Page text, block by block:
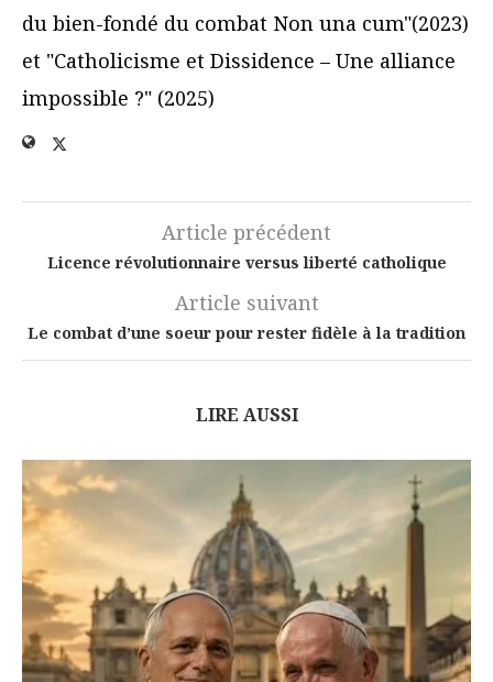
du bien-fondé du combat Non una cum"(2023)
et "Catholicisme et Dissidence – Une alliance
impossible ?" (2025)
Article précédent
Licence révolutionnaire versus liberté catholique
Article suivant
Le combat d’une soeur pour rester fidèle à la tradition
LIRE AUSSI